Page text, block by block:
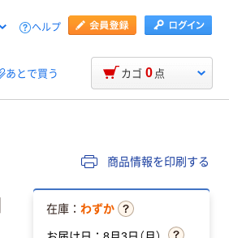
ヘルプ
あとで買う カゴ 0 点
商品情報を印刷する
在庫： わずか